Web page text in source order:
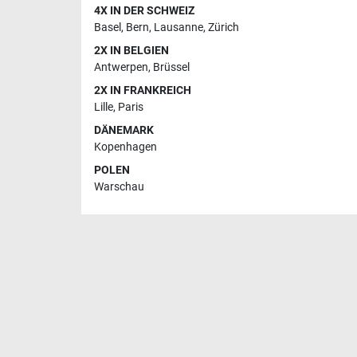
4X IN DER SCHWEIZ
Basel, Bern, Lausanne, Zürich
2X IN BELGIEN
Antwerpen, Brüssel
2X IN FRANKREICH
Lille, Paris
DÄNEMARK
Kopenhagen
POLEN
Warschau